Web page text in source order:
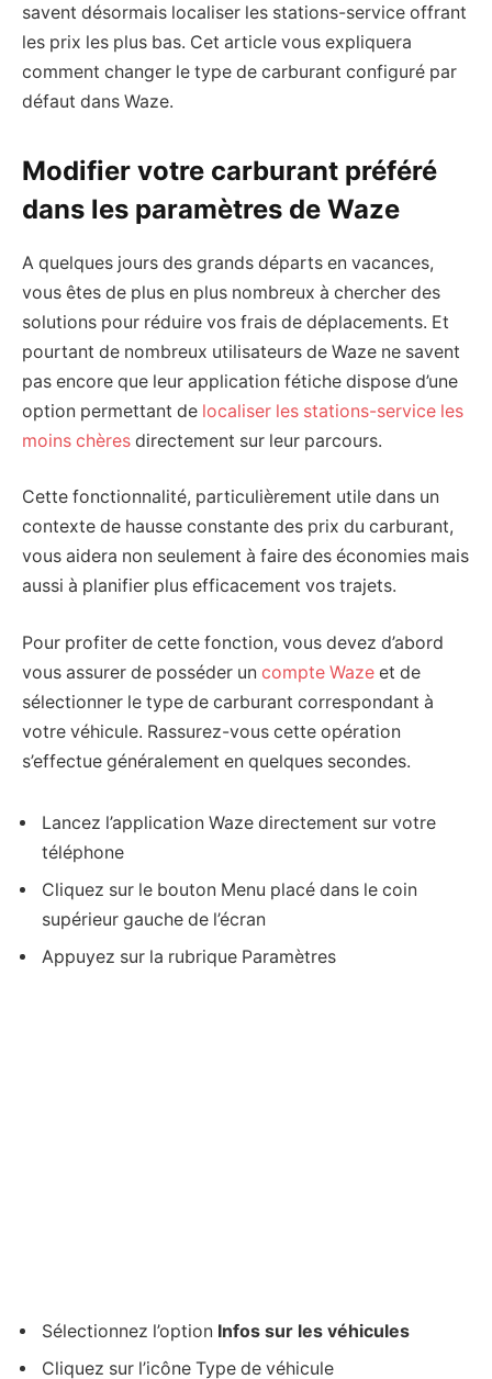
savent désormais localiser les stations-service offrant
les prix les plus bas. Cet article vous expliquera
comment changer le type de carburant configuré par
défaut dans Waze.
Modifier votre carburant préféré
dans les paramètres de Waze
A quelques jours des grands départs en vacances,
vous êtes de plus en plus nombreux à chercher des
solutions pour réduire vos frais de déplacements. Et
pourtant de nombreux utilisateurs de Waze ne savent
pas encore que leur application fétiche dispose d’une
option permettant de localiser les stations-service les
moins chères directement sur leur parcours.
Cette fonctionnalité, particulièrement utile dans un
contexte de hausse constante des prix du carburant,
vous aidera non seulement à faire des économies mais
aussi à planifier plus efficacement vos trajets.
Pour profiter de cette fonction, vous devez d’abord
vous assurer de posséder un compte Waze et de
sélectionner le type de carburant correspondant à
votre véhicule. Rassurez-vous cette opération
s’effectue généralement en quelques secondes.
Lancez l’application Waze directement sur votre
téléphone
Cliquez sur le bouton Menu placé dans le coin
supérieur gauche de l’écran
Appuyez sur la rubrique Paramètres
Sélectionnez l’option Infos sur les véhicules
Cliquez sur l’icône Type de véhicule